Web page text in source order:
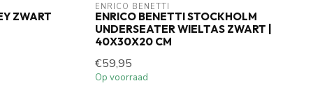
ZWART
ENRICO BENETTI
ENRICO BENETTI STOCKHOLM
UNDERSEATER WIELTAS ZWART |
40X30X20 CM
€59,95
Op voorraad